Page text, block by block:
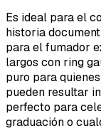
Es ideal para el
historia
para el fumador
largos con ring
puro para
pueden resultar
perfecto para
graduación o